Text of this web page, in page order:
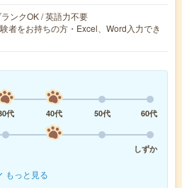
ンクOK / 英語力不要
者をお持ちの方・Excel、Word入力でき
代 40代 50代
60代
しずか
もっと見る